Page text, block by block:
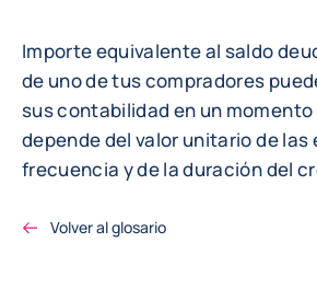
Importe equivalente al saldo
de uno de tus compradores
sus contabilidad en un momento
depende del valor unitario de las
frecuencia y de la duración del
Volver al glosario